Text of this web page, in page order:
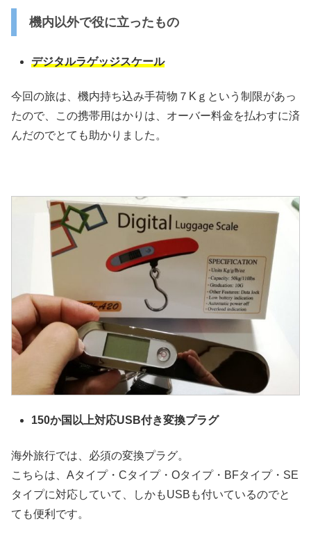
機内以外で役に立ったもの
デジタルラゲッジスケール
今回の旅は、機内持ち込み手荷物７Kｇという制限があっ
たので、この携帯用はかりは、オーバー料金を払わすに済
んだのでとても助かりました。
150か国以上対応USB付き変換プラグ
海外旅行では、必須の変換プラグ。
こちらは、Aタイプ・Cタイプ・Oタイプ・BFタイプ・SE
タイプに対応していて、しかもUSBも付いているのでと
ても便利です。